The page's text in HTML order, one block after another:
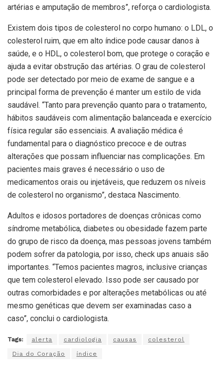
artérias e amputação de membros”, reforça o cardiologista.
Existem dois tipos de colesterol no corpo humano: o LDL, o
colesterol ruim, que em alto índice pode causar danos à
saúde, e o HDL, o colesterol bom, que protege o coração e
ajuda a evitar obstrução das artérias. O grau de colesterol
pode ser detectado por meio de exame de sangue e a
principal forma de prevenção é manter um estilo de vida
saudável. “Tanto para prevenção quanto para o tratamento,
hábitos saudáveis com alimentação balanceada e exercício
física regular são essenciais. A avaliação médica é
fundamental para o diagnóstico precoce e de outras
alterações que possam influenciar nas complicações. Em
pacientes mais graves é necessário o uso de
medicamentos orais ou injetáveis, que reduzem os níveis
de colesterol no organismo”, destaca Nascimento.
Adultos e idosos portadores de doenças crônicas como
síndrome metabólica, diabetes ou obesidade fazem parte
do grupo de risco da doença, mas pessoas jovens também
podem sofrer da patologia, por isso, check ups anuais são
importantes. “Temos pacientes magros, inclusive crianças
que tem colesterol elevado. Isso pode ser causado por
outras comorbidades e por alterações metabólicas ou até
mesmo genéticas que devem ser examinadas caso a
caso”, conclui o cardiologista.
Tags: alerta cardiologia causas colesterol
Dia do Coração índice